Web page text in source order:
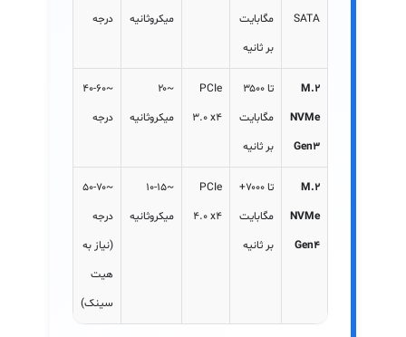
SATA
مگابایت
بر ثانیه
میکروثانیه
درجه
M.2
NVMe
Gen3
تا ۳۵۰۰
مگابایت
بر ثانیه
PCIe
3.0 x4
~۲۰
میکروثانیه
~۴۰-۶۰
درجه
M.2
NVMe
Gen4
تا ۷۰۰۰+
مگابایت
بر ثانیه
PCIe
4.0 x4
~۱۰-۱۵
میکروثانیه
~۵۰-۷۰
درجه
(نیاز به
هیت
سینک)